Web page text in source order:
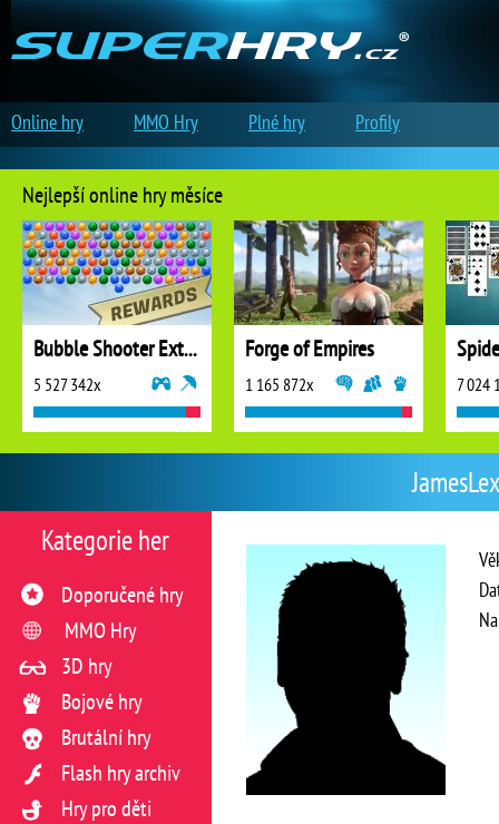
Kategorie her
Doporučené hry
MMO Hry
3D hry
Bojové hry
Brutální hry
Flash hry archiv
Hry pro děti
Nejlepší online hry měsíce
Bubble Shooter Extreme
5 527 342x
Forge of Empires
1 165 872x 7 024
Online hry MMO Hry Plné hry Profily